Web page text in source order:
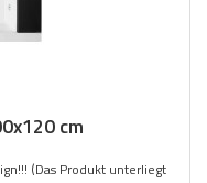
cm
(Das Produkt unterliegt